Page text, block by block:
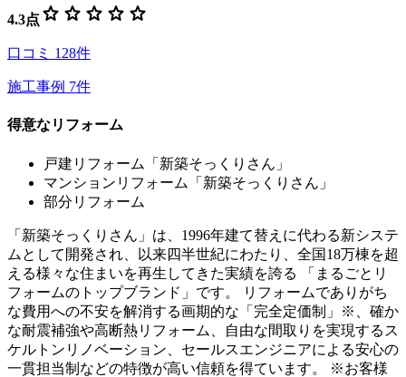
4.3点 star star star star star
口コミ 128件
施工事例 7件
得意なリフォーム
戸建リフォーム「新築そっくりさん」
マンションリフォーム「新築そっくりさん」
部分リフォーム
「新築そっくりさん」は、1996年建て替えに代わる新システ
ムとして開発され、以来四半世紀にわたり、全国18万棟を超
える様々な住まいを再生してきた実績を誇る 「まるごとリ
フォームのトップブランド」です。 リフォームでありがち
な費用への不安を解消する画期的な「完全定価制」※、確か
な耐震補強や高断熱リフォーム、自由な間取りを実現するス
ケルトンリノベーション、セールスエンジニアによる安心の
一貫担当制などの特徴が高い信頼を得ています。 ※お客様